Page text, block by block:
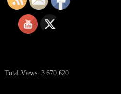
Total Views: 3.670.620